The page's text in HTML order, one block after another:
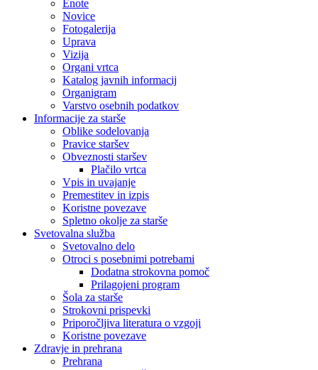
Enote
Novice
Fotogalerija
Uprava
Vizija
Organi vrtca
Katalog javnih informacij
Organigram
Varstvo osebnih podatkov
Informacije za starše
Oblike sodelovanja
Pravice staršev
Obveznosti staršev
Plačilo vrtca
Vpis in uvajanje
Premestitev in izpis
Koristne povezave
Spletno okolje za starše
Svetovalna služba
Svetovalno delo
Otroci s posebnimi potrebami
Dodatna strokovna pomoč
Prilagojeni program
Šola za starše
Strokovni prispevki
Priporočljiva literatura o vzgoji
Koristne povezave
Zdravje in prehrana
Prehrana